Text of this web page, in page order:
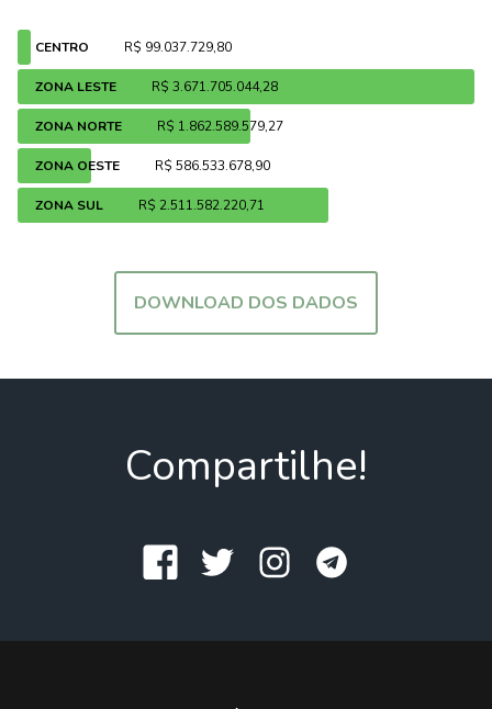
CENTRO R$ 99.037.729,80
ZONA LESTE R$ 3.671.705.044,28
ZONA NORTE R$ 1.862.589.579,27
ZONA OESTE R$ 586.533.678,90
ZONA SUL R$ 2.511.582.220,71
DOWNLOAD DOS DADOS
Compartilhe!